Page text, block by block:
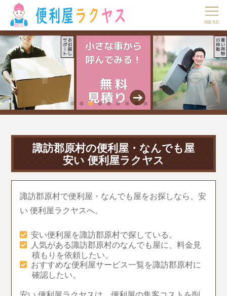
諏訪郡原村の便利屋・なんでも屋
安い 便利屋ラクヤス
諏訪郡原村で便利屋・なんでも屋をお探しなら、安
い 便利屋ラクヤスへ。
安い便利屋を諏訪郡原村で探している。
人気がある諏訪郡原村のなんでも屋に、料金見
積もりを依頼したい。
おすすめな便利屋サービス一覧を諏訪郡原村に
確認したい。